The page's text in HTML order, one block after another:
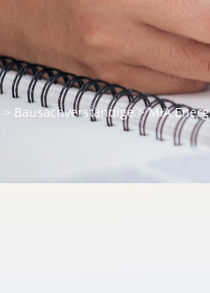
> Bausachverständige>MIA